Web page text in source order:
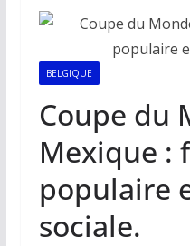
BELGIQUE
Coupe du
Mexique :
populaire
sociale.